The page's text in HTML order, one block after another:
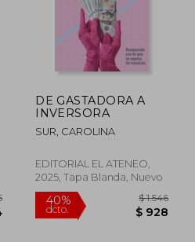
DE GASTADORA A
INVERSORA
SUR, CAROLINA
EDITORIAL EL ATENEO,
2025, Tapa Blanda, Nuevo